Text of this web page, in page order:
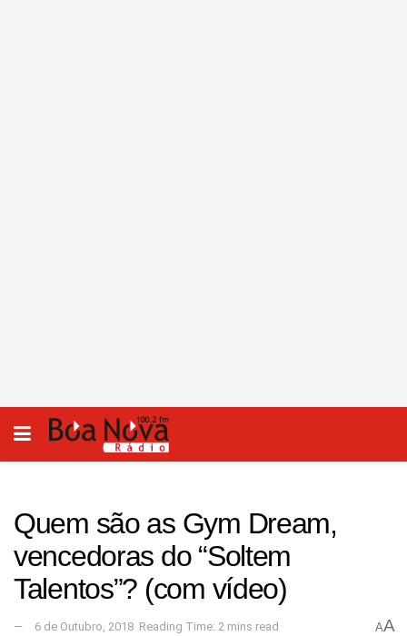
Quem são as Gym Dream,
vencedoras do “Soltem
Talentos”? (com vídeo)
6 de Outubro, 2018 Reading Time: 2 mins read AA